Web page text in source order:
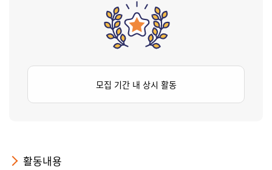
모집 기간 내 상시 활동
활동내용